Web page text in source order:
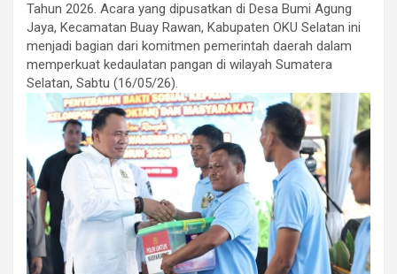
Tahun 2026. Acara yang dipusatkan di Desa Bumi Agung
Jaya, Kecamatan Buay Rawan, Kabupaten OKU Selatan ini
menjadi bagian dari komitmen pemerintah daerah dalam
memperkuat kedaulatan pangan di wilayah Sumatera
Selatan, Sabtu (16/05/26).